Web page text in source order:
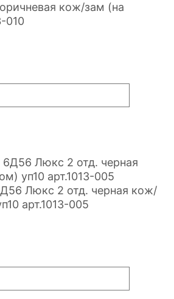
кож/зам (на
010
Люкс 2 отд. черная кож/
арт.1013-005